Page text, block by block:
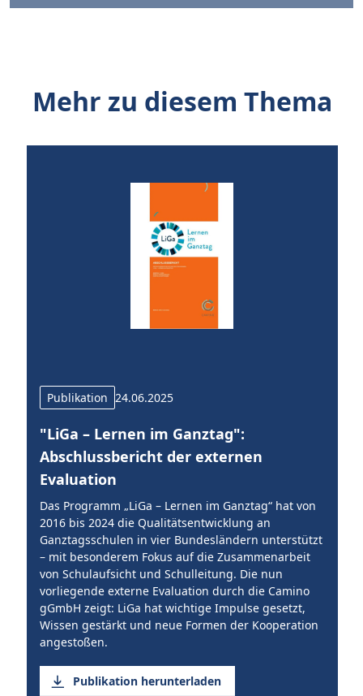
Mehr zu diesem Thema
Publikation 24.06.2025
"LiGa – Lernen im Ganztag":
Abschlussbericht der externen
Evaluation
Das Programm „LiGa – Lernen im Ganztag“ hat von
2016 bis 2024 die Qualitätsentwicklung an
Ganztagsschulen in vier Bundesländern unterstützt
– mit besonderem Fokus auf die Zusammenarbeit
von Schulaufsicht und Schulleitung. Die nun
vorliegende externe Evaluation durch die Camino
gGmbH zeigt: LiGa hat wichtige Impulse gesetzt,
Wissen gestärkt und neue Formen der Kooperation
angestoßen.
Publikation herunterladen